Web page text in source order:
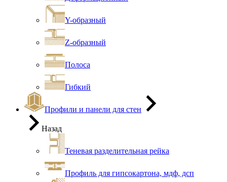
Y-образный
Z-образный
Полоса
Гибкий
Профили и панели для стен
Назад
Теневая разделительная рейка
Профиль для гипсокартона, мдф, дсп